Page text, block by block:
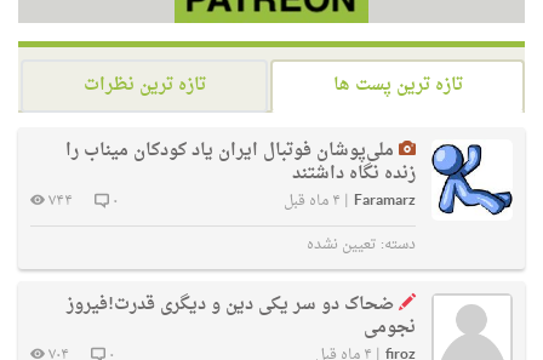
تازه ترین پست ها
تازه ترین نظرات
ملی‌پوشان فوتبال ایران یاد کودکان میناب را
زنده نگاه داشتند
Faramarz
| ۴ ماه قبل ۰
۷۴۴
دسته: تعیین نشده
ضحاک دو سر یکی دین و دیگری قدرت!فیروز
نجومی